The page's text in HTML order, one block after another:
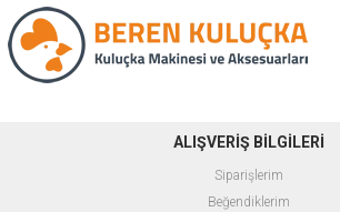
ALIŞVERİŞ BİLGİLERİ
Siparişlerim
Beğendiklerim